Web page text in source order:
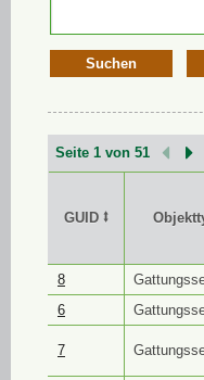
Suchen
Seite 1 von 51
GUID ⭥
GUID ⭥
8
6
7